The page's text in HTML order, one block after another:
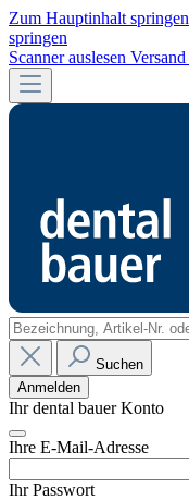
Zum Hauptinhalt springen
springen
Scanner auslesen Versand
Suchen
Anmelden
Ihr dental bauer Konto
Ihre E-Mail-Adresse
Ihr Passwort